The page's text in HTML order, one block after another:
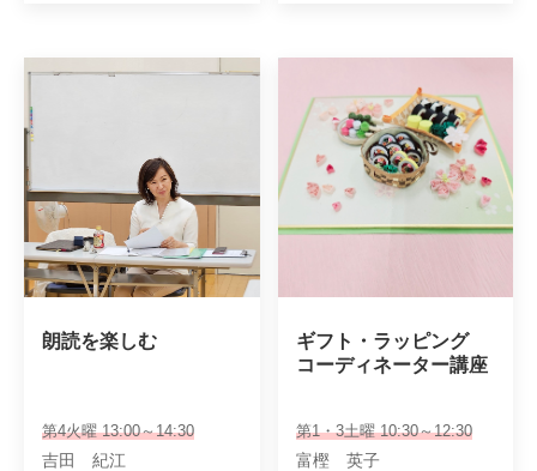
朗読を楽しむ
第4火曜 13:00～14:30
吉田 紀江
ギフト・ラッピング
コーディネーター講座
第1・3土曜 10:30～12:30
富樫 英子